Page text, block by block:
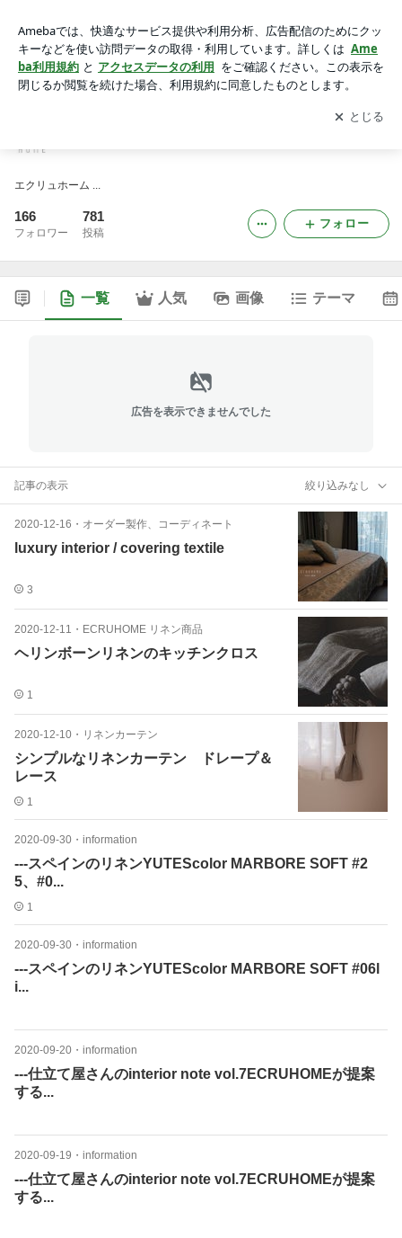
アプリをダウンロードして ブログの更新通知
を受け取りまし
ょう。
開く
エクリュホーム ...
166
フォロワー
781
投稿
フォロー
一覧 人気 画像 テーマ
広告を表示できませんでした
記事の表示 絞り込みなし
2020-12-16 ・ オーダー製作、コーディネート
luxury interior / covering textile
3
2020-12-11 ・ ECRUHOME リネン商品
ヘリンボーンリネンのキッチンクロス
1
2020-12-10 ・ リネンカーテン
シンプルなリネンカーテン ドレープ＆
レース
1
2020-09-30 ・ information
---スペインのリネンYUTEScolor MARBORE SOFT #2
5、#0...
1
2020-09-30 ・ information
---スペインのリネンYUTEScolor MARBORE SOFT #06l
i...
2020-09-20 ・ information
---仕立て屋さんのinterior note vol.7ECRUHOMEが提案
する...
2020-09-19 ・ information
---仕立て屋さんのinterior note vol.7ECRUHOMEが提案
する...